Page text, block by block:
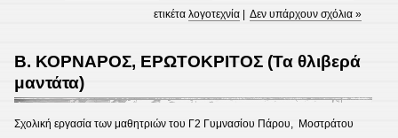
ετικέταλογοτεχνία |Δεν υπάρχουν σχόλια »
Β. ΚΟΡΝΑΡΟΣ, ΕΡΩΤΟΚΡΙΤΟΣ (Τα θλιβερά
μαντάτα)
Σχολική εργασία των μαθητριών του Γ2 Γυμνασίου Πάρου, Μοστράτου